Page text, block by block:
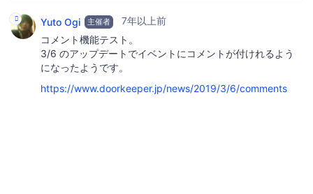
Yuto Ogi 主催者
7年以上前
コメント機能テスト。
3/6 のアップデートでイベントにコメントが付けれるよう
になったようです。
https://www.doorkeeper.jp/news/2019/3/6/comments